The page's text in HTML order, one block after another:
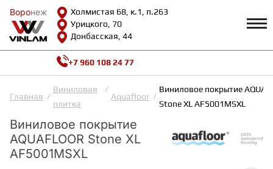
Воронеж
Холмистая 68, к.1, п.263
Урицкого, 70
Донбасская, 44
Воронеж
КАТАЛОГ Профиль
Возврат и гарантии
Сотрудничество
Вопросы и ответы
ВИНИЛОВАЯ ПЛИТКА
+7 960 108 24 77
Главная
Виниловая
плитка
Aquafloor
Виниловое покрытие
Stone XL AF5001MSXL
Виниловое покрытие
AQUAFLOOR Stone XL
AF5001MSXL